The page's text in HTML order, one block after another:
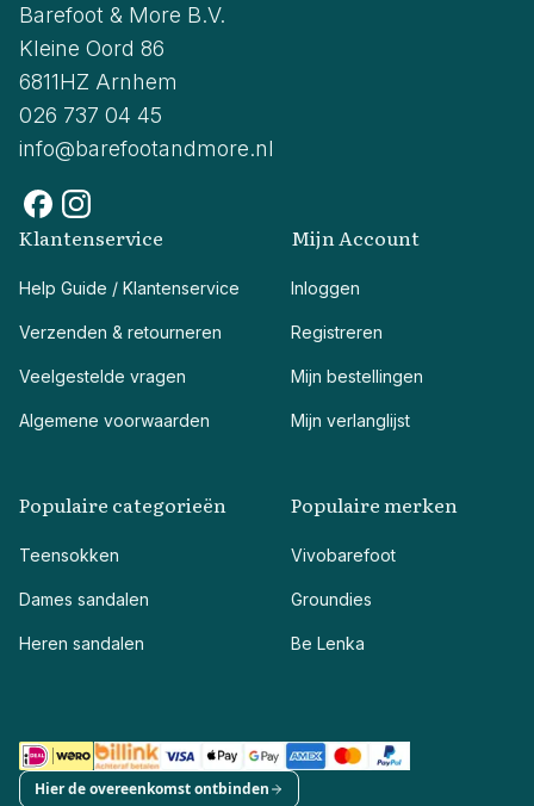
Barefoot & More B.V.
Kleine Oord 86
6811HZ Arnhem
026 737 04 45
info@barefootandmore.nl
Klantenservice
Help Guide / Klantenservice
Verzenden & retourneren
Veelgestelde vragen
Algemene voorwaarden
Mijn Account
Inloggen
Registreren
Mijn bestellingen
Mijn verlanglijst
Populaire categorieën
Teensokken
Dames sandalen
Heren sandalen
Populaire merken
Vivobarefoot
Groundies
Be Lenka
Hier de overeenkomst ontbinden